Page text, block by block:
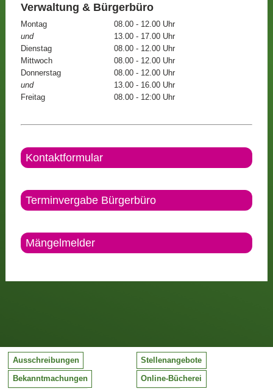
Verwaltung & Bürgerbüro
Montag
08.00 - 12.00 Uhr
und
13.00 - 17.00 Uhr
Dienstag
08.00 - 12.00 Uhr
Mittwoch
08.00 - 12.00 Uhr
Donnerstag
08.00 - 12.00 Uhr
und
13.00 - 16.00 Uhr
Freitag
08.00 - 12:00 Uhr
Kontaktformular
Terminvergabe Bürgerbüro
Mängelmelder
Ausschreibungen Stellenangebote
Bekanntmachungen Online-Bücherei